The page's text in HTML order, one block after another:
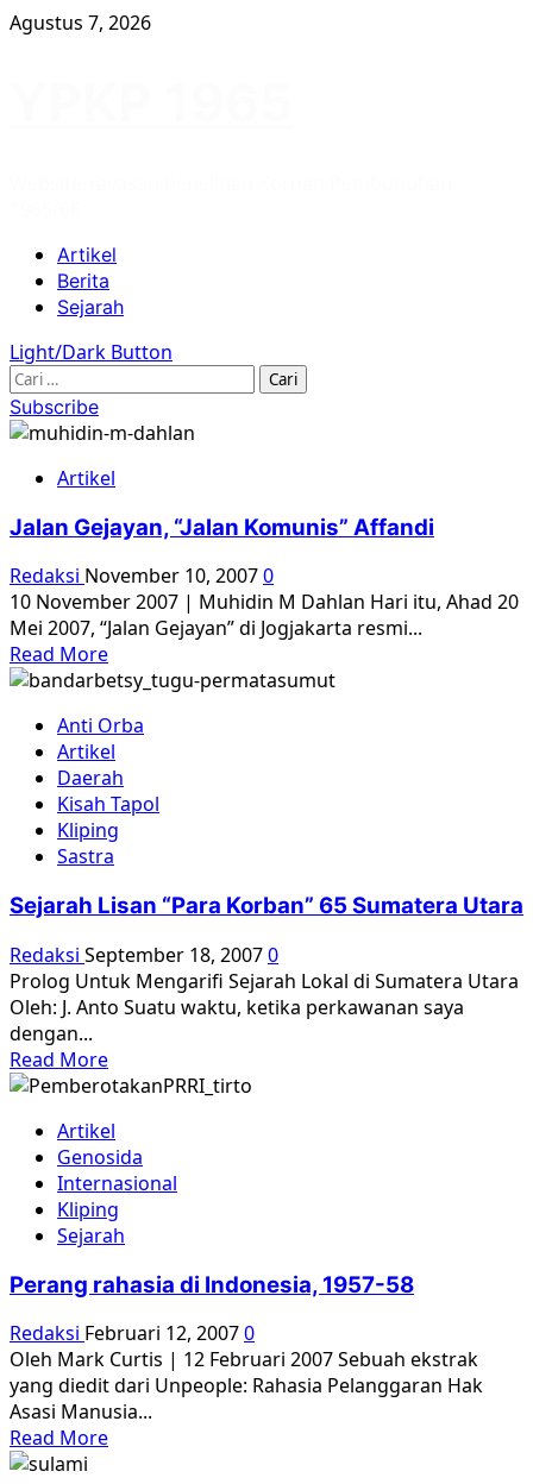
Skip
Agustus 7, 2026
Primary
Menu
Artikel
Berita
Sejarah
Light/Dark Button
Cari
untuk:
Subscribe
Artikel
Jalan Gejayan, “Jalan Komunis” Affandi
Redaksi November 10, 20070
10 November 2007 | Muhidin M Dahlan Hari itu, Ahad 20
Mei 2007, “Jalan Gejayan” di Jogjakarta resmi...
Read MoreRead
more
Jalan
Gejayan,
“Jalan
Komunis”
Affandi
Anti Orba
Artikel
Daerah
Kisah Tapol
Kliping
Sastra
Sejarah Lisan “Para Korban” 65 Sumatera Utara
Redaksi September 18, 20070
Prolog Untuk Mengarifi Sejarah Lokal di Sumatera Utara
Oleh: J. Anto Suatu waktu, ketika perkawanan saya
dengan...
Read MoreRead
more
Sejarah
Lisan
“Para
Korban”
65
Utara
Artikel
Genosida
Internasional
Kliping
Sejarah
Perang rahasia di Indonesia, 1957-58
Redaksi Februari 12, 20070
Oleh Mark Curtis | 12 Februari 2007 Sebuah ekstrak
yang diedit dari Unpeople: Rahasia Pelanggaran Hak
Asasi Manusia...
Read MoreRead